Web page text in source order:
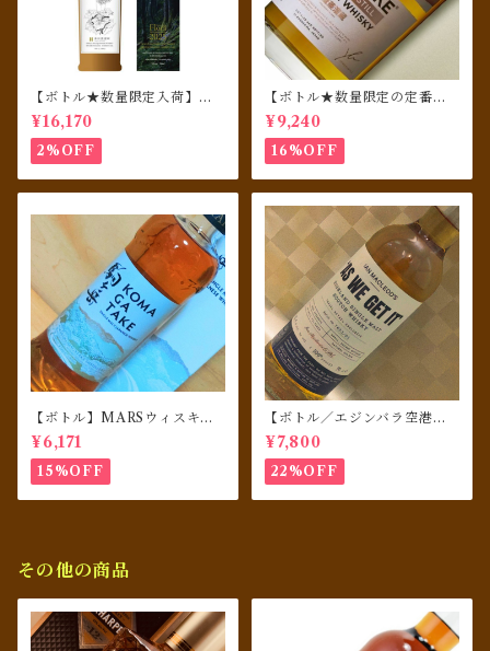
【ボトル★数量限定入荷】井
川蒸溜所 シングルモルト デッ
サンシリーズ フローラ2025
¥16,170
2%OFF
【ボトル★数量限定の定番商
品】嘉之助 HIOKI POT STI
LL 700ml
¥9,240
16%OFF
【ボトル】MARSウィスキ
ー シングルモルト駒ヶ岳
¥6,171
15%OFF
【ボトル／エジンバラ空港免
税店限定】 AS WE GET IT 1
06 proof ハイランドシング
ルモルト カスクストレングス
TR23/01／イアンマックロー
ド
¥7,800
22%OFF
その他の商品